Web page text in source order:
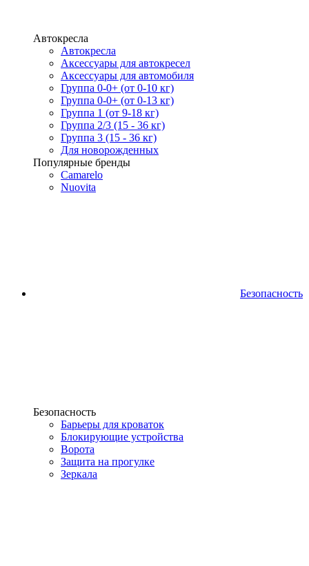
Автокресла
Автокресла
Аксессуары для автокресел
Аксессуары для автомобиля
Группа 0-0+ (от 0-10 кг)
Группа 0-0+ (от 0-13 кг)
Группа 1 (от 9-18 кг)
Группа 2/3 (15 - 36 кг)
Группа 3 (15 - 36 кг)
Для новорожденных
Популярные бренды
Camarelo
Nuovita
Безопасность
Безопасность
Барьеры для кроваток
Блокирующие устройства
Ворота
Защита на прогулке
Зеркала